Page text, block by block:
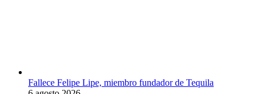
Fallece Felipe Lipe, miembro fundador de Tequila